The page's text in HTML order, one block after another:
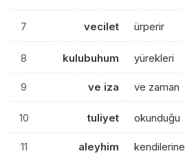
7 vecilet ürperir
8 kulubuhum yürekleri
9 ve iza ve zaman
10 tuliyet okunduğu
11 aleyhim kendilerine